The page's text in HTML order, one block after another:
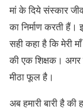
मां के दिये संस्कार
का निर्माण करती
सही कहा है कि मेरी
की एक शिक्षक। अगर
मीठा फूल है।
अब हमारी बारी है